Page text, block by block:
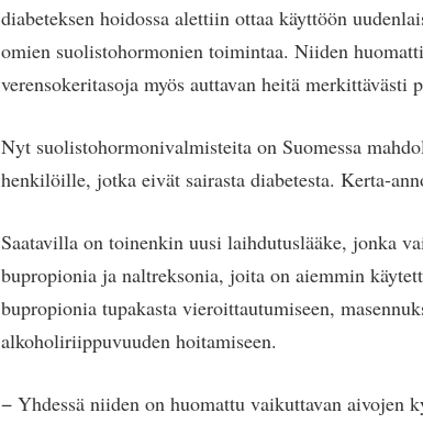
diabeteksen hoidossa alettiin ottaa käyttöön
omien suolistohormonien toimintaa. Niiden
verensokeritasoja myös auttavan heitä merkittävästi
Nyt suolistohormonivalmisteita on Suomessa
henkilöille, jotka eivät sairasta diabetesta. Kerta-
Saatavilla on toinenkin uusi laihdutuslääke, jonka
bupropionia ja naltreksonia, joita on aiemmin
bupropionia tupakasta vieroittautumiseen,
alkoholiriippuvuuden hoitamiseen.
− Yhdessä niiden on huomattu vaikuttavan aivojen